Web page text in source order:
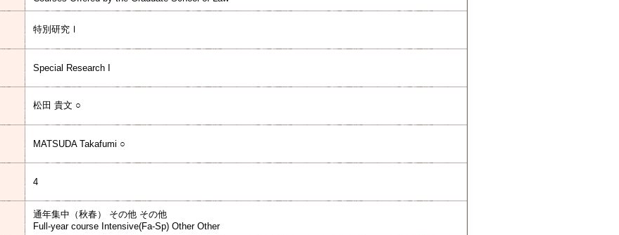
特別研究Ⅰ
Special Research I
松田 貴文 ○
MATSUDA Takafumi ○
4
通年集中（秋春） その他 その他
Full-year course Intensive(Fa-Sp) Other Other